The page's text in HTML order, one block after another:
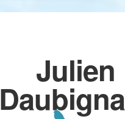
Julien